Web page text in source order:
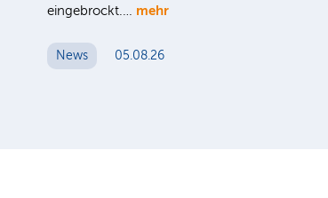
eingebrockt.… mehr
News 05.08.26